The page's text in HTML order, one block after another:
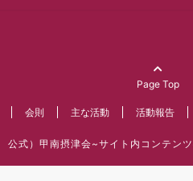
Page Top
会則 主な活動 活動報告
公式）甲南摂津会~サイト内コンテン